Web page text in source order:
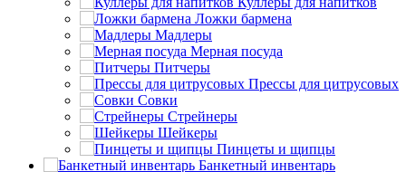
Ложки бармена
Мадлеры
Мерная посуда
Питчеры
Прессы для цитрусовых
Совки
Стрейнеры
Шейкеры
Пинцеты и щипцы
Банкетный инвентарь